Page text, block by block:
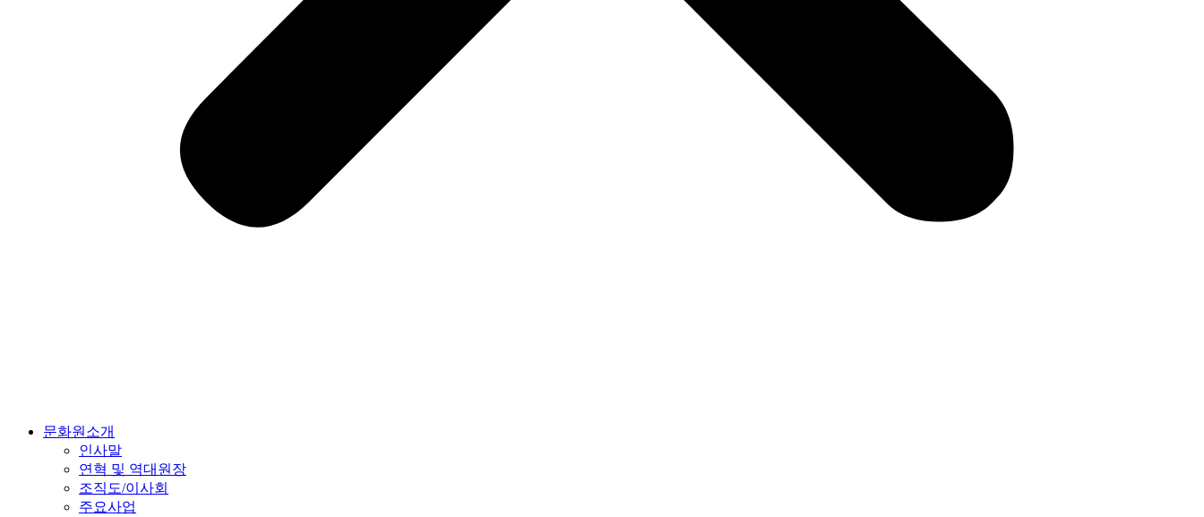
문화원소개
인사말
연혁 및 역대원장
조직도/이사회
주요사업